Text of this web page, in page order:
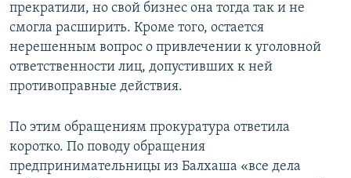
прекратили, но свой бизнес она тогда так и не
смогла расширить. Кроме того, остается
нерешенным вопрос о привлечении к уголовной
ответственности лиц, допустивших к ней
противоправные действия.
По этим обращениям прокуратура ответила
коротко. По поводу обращения
предпринимательницы из Балхаша «все дела